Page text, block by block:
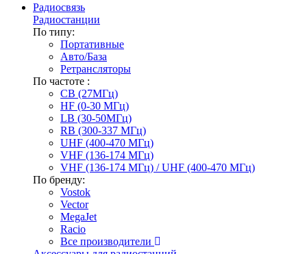
Радиосвязь
Радиостанции
По типу:
Портативные
Авто/База
Ретрансляторы
По частоте :
CB (27МГц)
HF (0-30 МГц)
LB (30-50МГц)
RB (300-337 МГц)
UHF (400-470 МГц)
VHF (136-174 МГц)
VHF (136-174 МГц) / UHF (400-470 МГц)
По бренду:
Vostok
Vector
MegaJet
Racio
Все производители